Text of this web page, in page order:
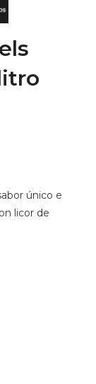
único e
licor de